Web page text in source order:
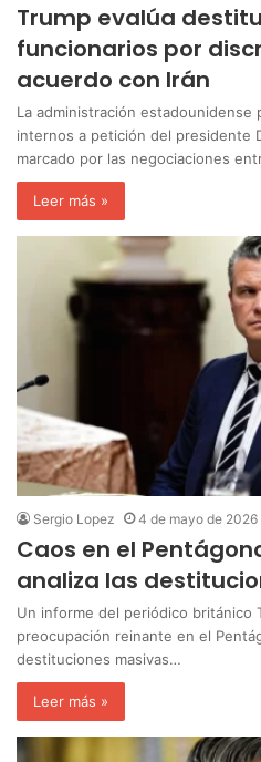
Trump evalúa
funcionarios por
acuerdo con Irán
La administración estadounidense
internos a petición del presidente
marcado por las negociaciones
Leer más »
Sergio Lopez 4 de mayo de 2026
Caos en el
analiza las
Un informe del periódico británico
preocupación reinante en el
destituciones masivas…
Leer más »